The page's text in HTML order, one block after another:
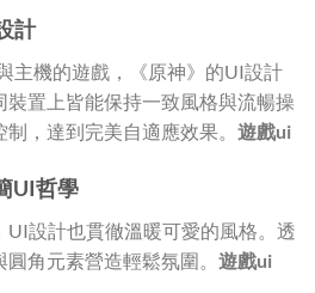
計
主機的遊戲，《原神》的UI設計
裝置上皆能保持一致風格與流暢操
，達到完美自適應效果。 遊戲ui
UI哲學
設計也貫徹溫暖可愛的風格。透
角元素營造輕鬆氛圍。 遊戲ui